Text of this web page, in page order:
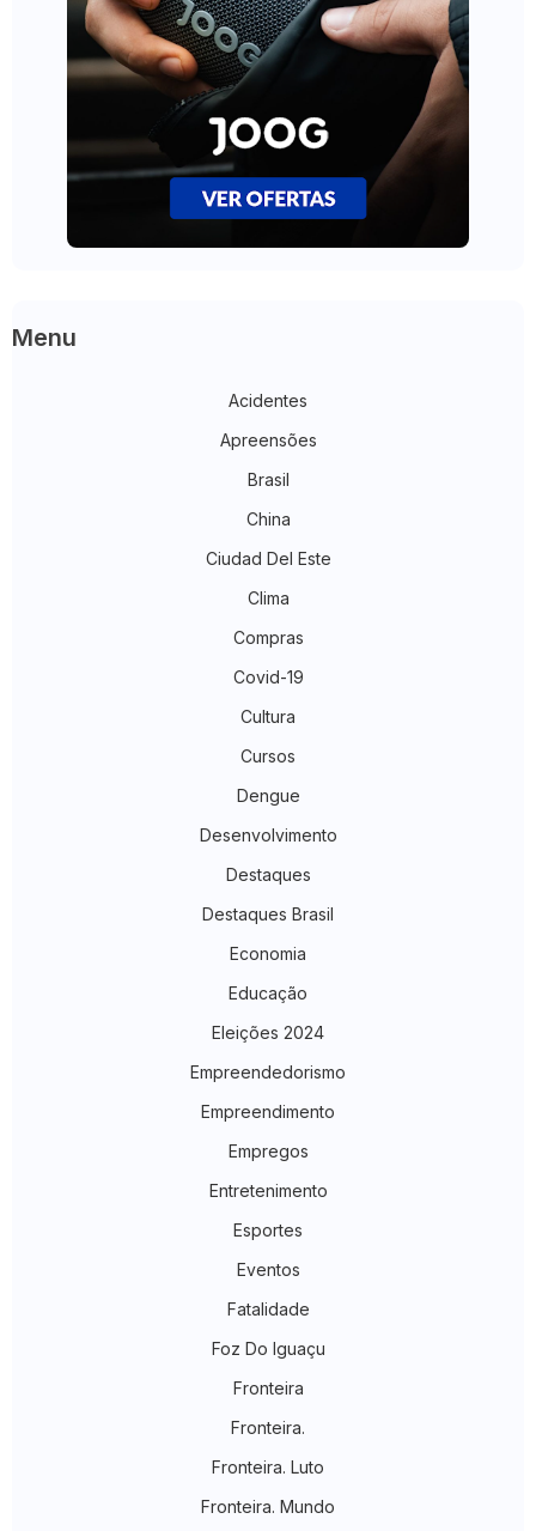
Menu
Acidentes
Apreensões
Brasil
China
Ciudad Del Este
Clima
Compras
Covid-19
Cultura
Cursos
Dengue
Desenvolvimento
Destaques
Destaques Brasil
Economia
Educação
Eleições 2024
Empreendedorismo
Empreendimento
Empregos
Entretenimento
Esportes
Eventos
Fatalidade
Foz Do Iguaçu
Fronteira
Fronteira.
Fronteira. Luto
Fronteira. Mundo